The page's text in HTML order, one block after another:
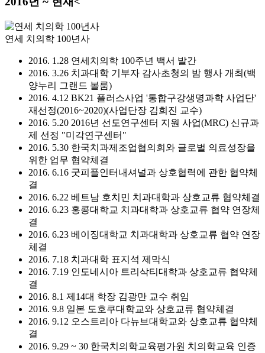
연세 치의학 100년사
2016. 1.28 연세치의학 100주년 백서 발간
2016. 3.26 치과대학 기부자 감사초청의 밤 행사 개최(백
양누리 그랜드 볼룸)
2016. 4.12 BK21 플러스사업 '통합구강생명과학 사업단'
재선정(2016~2020)(사업단장 김희진 교수)
2016. 5.20 2016년 선도연구센터 지원 사업(MRC) 신규과
제 선정 "미각연구센터"
2016. 5.30 한국치과제조업협의회와 글로벌 의료성장을
위한 업무 협약체결
2016. 6.16 굿피플인터내셔널과 상호협력에 관한 협약체
결
2016. 6.22 베트남 호치민 치과대학과 상호교류 협약체결
2016. 6.23 홍콩대학교 치과대학과 상호교류 협약 연장체
결
2016. 6.23 베이징대학교 치과대학과 상호교류 협약 연장
체결
2016. 7.18 치과대학 표지석 제막식
2016. 7.19 인도네시아 트리삭티대학과 상호교류 협약체
결
2016. 8.1 제14대 학장 김광만 교수 취임
2016. 9.8 일본 도호쿠대학교와 상호교류 협약체결
2016. 9.12 오스트리아 다뉴브대학교와 상호교류 협약체
결
2016. 9.29 ~ 30 한국치의학교육평가원 치의학교육 인증